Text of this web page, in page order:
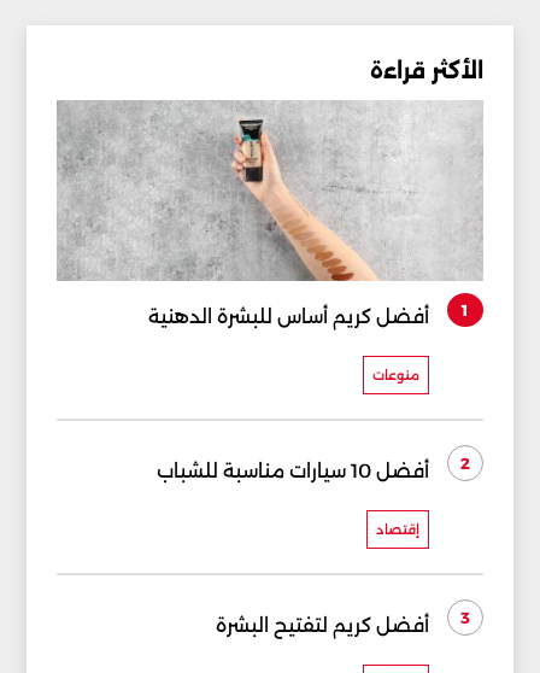
الأكثر قراءة
1 أفضل كريم أساس للبشرة الدهنية
منوعات
2 أفضل 10 سيارات مناسبة للشباب
إقتصاد
3 أفضل كريم لتفتيح البشرة